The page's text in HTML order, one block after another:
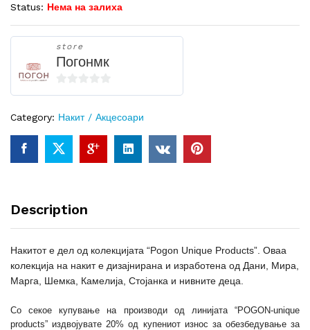
Status: Нема на залиха
store
Погонмк
0
u
t
o
Category: Накит / Акцесоари
Description
Накитот е дел од колекцијата “Pogon Unique Products” . Оваа
колекција на накит е дизајнирана и изработена од Дани, Мира,
Марга, Шемка, Камелија, Стојанка и нивните деца.
Со секое купување на производи од линијата “POGON-unique
products” издвојувате 20% од купениот износ за обезбедување за